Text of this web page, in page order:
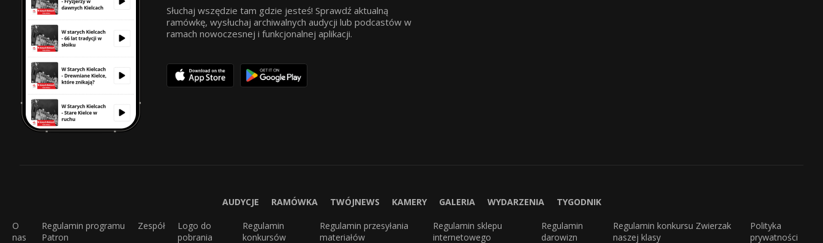
Słuchaj wszędzie tam gdzie jesteś! Sprawdź aktualną
ramówkę, wysłuchaj archiwalnych audycji lub podcastów w
ramach nowoczesnej i funkcjonalnej aplikacji.
AUDYCJE RAMÓWKA TWÓJNEWS KAMERY GALERIA WYDARZENIA TYGODNIK
O
nas
Regulamin programu
Patron
Zespół
Logo do
pobrania
Regulamin
konkursów
Regulamin przesyłania
materiałów
Regulamin sklepu
internetowego
Regulamin
darowizn
Regulamin konkursu Zwierzak
naszej klasy
Polityka
prywatności